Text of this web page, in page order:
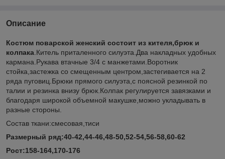
Описание
Костюм поварской женский состоит из кителя,брюк и
колпака .Китель приталенного силуэта.Два накладных удобных
кармана.Рукава втачные 3/4 с манжетами.Воротник
стойка,застежка со смещенным центром,застегивается на 2
ряда пуговиц.Брюки прямого силуэта,с поясной резинкой по
талии и резинка внизу брюк.Колпак регулируется завязками и
благодаря широкой объемной макушке,можно укладывать в
разные стороны.
Состав ткани:смесовая,тиси
Размерный ряд:40-42,44-46,48-50,52-54,56-58,60-62
Рост:158-164,170-176